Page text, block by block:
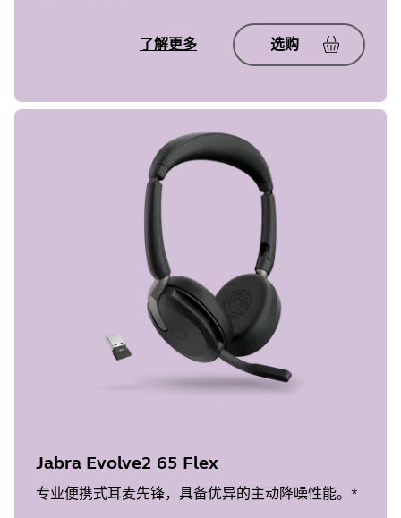
了解更多 选购
Jabra Evolve2 65 Flex
专业便携式耳麦先锋，具备优异的主动降噪性能。*